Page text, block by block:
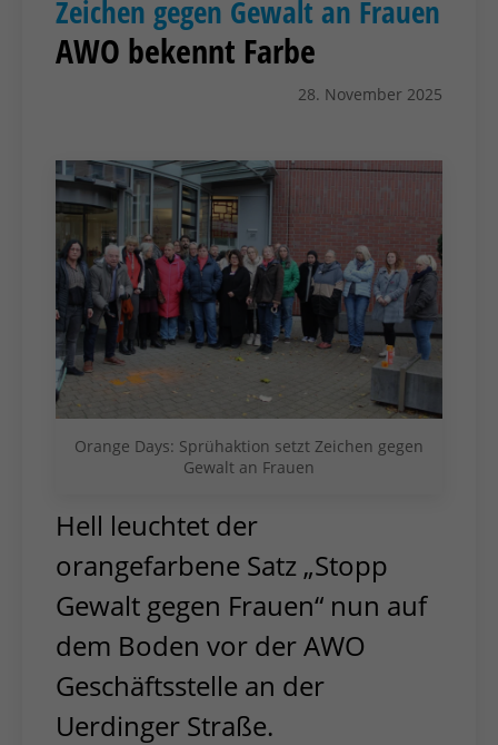
Zeichen gegen Gewalt an Frauen
AWO bekennt Farbe
28. November 2025
Orange Days: Sprühaktion setzt Zeichen gegen
Gewalt an Frauen
Hell leuchtet der
orangefarbene Satz „Stopp
Gewalt gegen Frauen“ nun auf
dem Boden vor der AWO
Geschäftsstelle an der
Uerdinger Straße.